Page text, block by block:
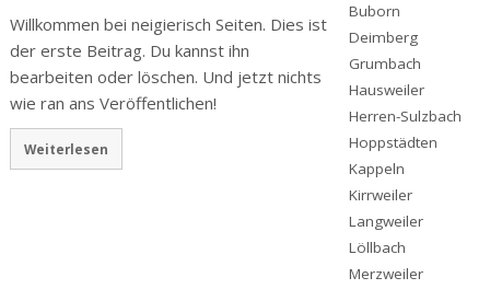
Willkommen bei neigierisch Seiten. Dies ist
der erste Beitrag. Du kannst ihn
bearbeiten oder löschen. Und jetzt nichts
wie ran ans Veröffentlichen!
Weiterlesen
Buborn
Deimberg
Grumbach
Hausweiler
Herren-Sulzbach
Hoppstädten
Kappeln
Kirrweiler
Langweiler
Löllbach
Merzweiler